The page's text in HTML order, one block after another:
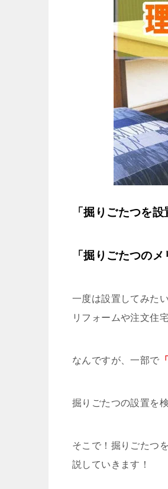
「掘りごたつを
「掘りごたつの
一度は設置してみた
リフォームや注文住
なんですが、一部で
掘りごたつの設置を
そこで！掘りごたつ
説していきます！